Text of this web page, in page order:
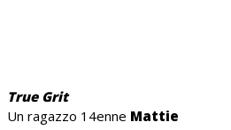
True Grit
Un ragazzo 14enne Mattie